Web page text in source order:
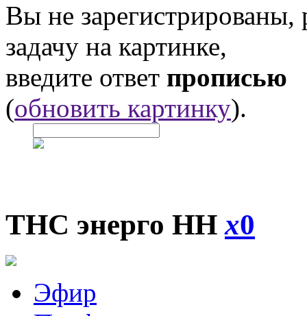
Вы не
задачу на картинке,
введите ответ прописью
(обновить картинку).
ТНС энерго ННx0
Эфир